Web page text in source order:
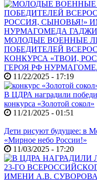
МОЛОДЫЕ ВОЕННЫЕ
ПОБЕДИТЕЛЕЙ
КОНКУРСА «ТВОИ,
ГЕРОЯ РФ
11/22/2025 - 17:19
В ЦДРА наградили
конкурса «Золотой сокол»
11/21/2025 - 01:51
Дети рисуют будущее: в
«Мирное небо России!»
11/03/2025 - 17:20